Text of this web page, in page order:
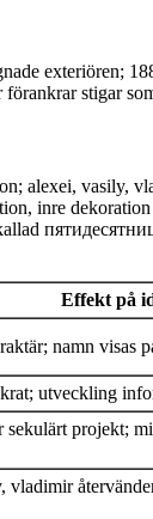
exteriören;
stigar
alexei, vasily,
inre
Effekt på
namn visas
utveckling
sekulärt projekt;
vladimir